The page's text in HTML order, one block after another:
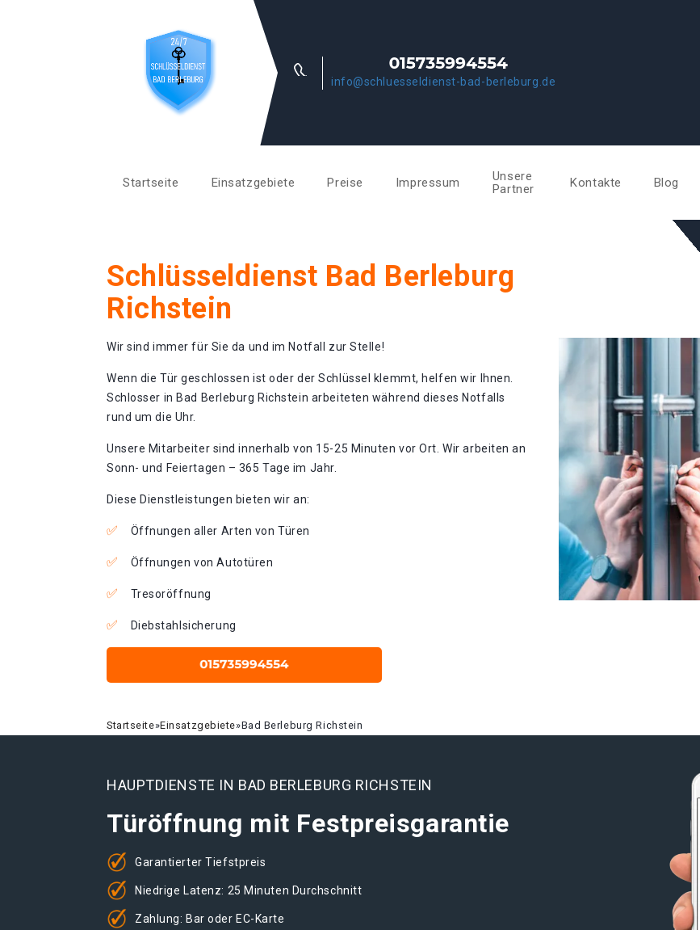
info@schluesseldienst-bad-berleburg.de
Startseite Einsatzgebiete Preise Impressum
Unsere
Partner
Kontakte Blog
Schlüsseldienst Bad Berleburg
Richstein
Wir sind immer für Sie da und im Notfall zur Stelle!
Wenn die Tür geschlossen ist oder der Schlüssel klemmt, helfen wir Ihnen.
Schlosser in Bad Berleburg Richstein arbeiteten während dieses Notfalls
rund um die Uhr.
Unsere Mitarbeiter sind innerhalb von 15-25 Minuten vor Ort. Wir arbeiten an
Sonn- und Feiertagen – 365 Tage im Jahr.
Diese Dienstleistungen bieten wir an:
Öffnungen aller Arten von Türen
Öffnungen von Autotüren
Tresoröffnung
Diebstahlsicherung
Startseite»Einsatzgebiete»Bad Berleburg Richstein
HAUPTDIENSTE IN BAD BERLEBURG RICHSTEIN
Türöffnung mit Festpreisgarantie
Garantierter Tiefstpreis
Niedrige Latenz: 25 Minuten Durchschnitt
Zahlung: Bar oder EC-Karte